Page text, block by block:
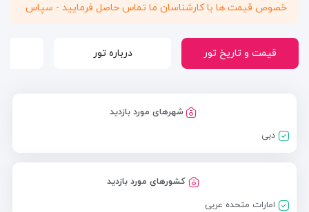
خصوص قیمت ها با کارشناسان ما تماس حاصل فرمایید - سپاس
قیمت و تاریخ تور درباره تور
شهرهای مورد بازدید
دبی
کشورهای مورد بازدید
امارات متحده عربی